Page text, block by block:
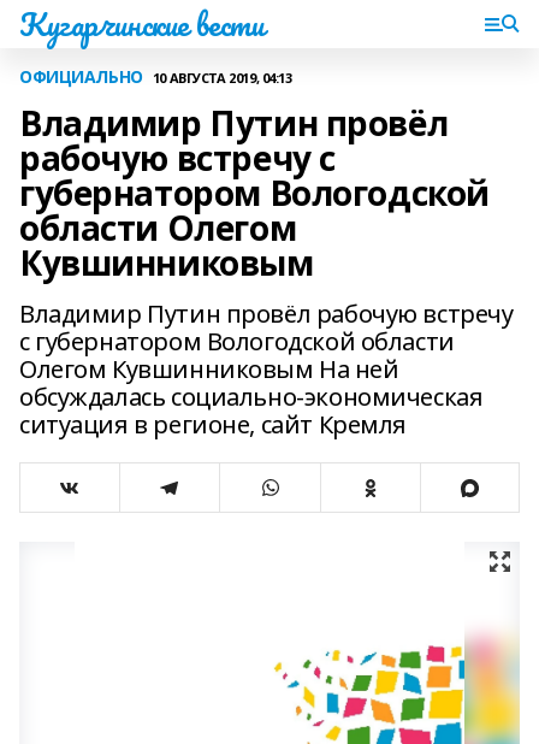
Кугарчинские вести
ОФИЦИАЛЬНО 10 АВГУСТА 2019, 04:13
Владимир Путин провёл
рабочую встречу с
губернатором Вологодской
области Олегом
Кувшинниковым
Владимир Путин провёл рабочую встречу
с губернатором Вологодской области
Олегом Кувшинниковым На ней
обсуждалась социально-экономическая
ситуация в регионе, сайт Кремля